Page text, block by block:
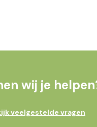
wij je
veelgestelde vragen